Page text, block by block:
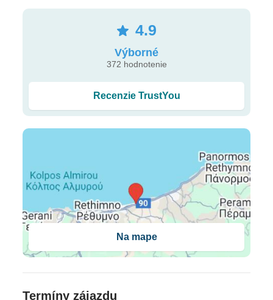
poplatok - plachtenie, surfovanie, vodné lyžovanie,
šliapadlá, kanoe, wakeboarding, kite-surfing,
klimatizácia • kúpeľňa s WC • sušič vlasov • župan a
papuče • LCD SAT TV • Wi-Fi (zdarma) • mini bar
(za poplatok) • telefón • trezor • set na prípravu kávy
Typy izieb
Bungalow sea view(28 m2, pre 2 osoby, výhľad na
more) •Open Plan Junior Suite(40 m2, pre 2-3
osoby, súkromná záhrada) •Family Suite
pre 2-4 osoby, dve miestnosti oddelené posuvnými
4.9
Výborné
372 hodnotenie
Recenzie TrustYou
Na mape
Termíny zájazdu